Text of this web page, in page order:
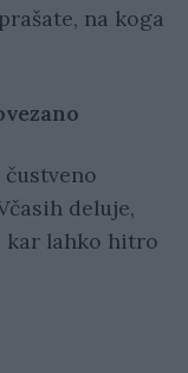
na koga
deluje,
kar lahko hitro